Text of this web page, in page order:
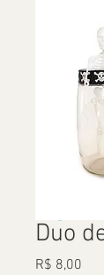
Duo
R$ 8,00